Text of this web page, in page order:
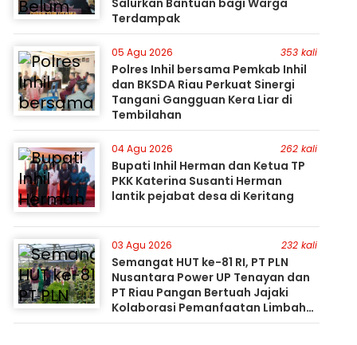
Salurkan Bantuan bagi Warga
Terdampak
05 Agu 2026 353 kali
Polres Inhil bersama Pemkab Inhil
dan BKSDA Riau Perkuat Sinergi
Tangani Gangguan Kera Liar di
Tembilahan
04 Agu 2026 262 kali
Bupati Inhil Herman dan Ketua TP
PKK Katerina Susanti Herman
lantik pejabat desa di Keritang
03 Agu 2026 232 kali
Semangat HUT ke-81 RI, PT PLN
Nusantara Power UP Tenayan dan
PT Riau Pangan Bertuah Jajaki
Kolaborasi Pemanfaatan Limbah
FABA untuk Dukung Swasembada